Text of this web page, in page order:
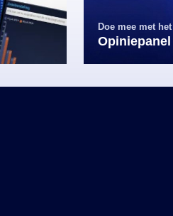
Doe mee met het
Opiniepanel